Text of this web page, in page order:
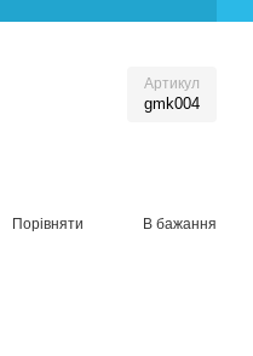
Артикул
gmk004
Порівняти В бажання